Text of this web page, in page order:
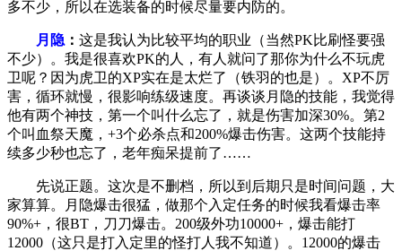
多不少，所以在选装备的时候尽量要内防的。
月隐 ： 这是我认为比较平均的职业（当然PK比刷怪要强
不少）。我是很喜欢PK的人，有人就问了那你为什么不玩虎
卫呢？因为虎卫的XP实在是太烂了（铁羽的也是）。XP不厉
害，循环就慢，很影响练级速度。再谈谈月隐的技能，我觉得
他有两个神技，第一个叫什么忘了，就是伤害加深30%。第2
个叫血祭天魔，+3个必杀点和200%爆击伤害。这两个技能持
续多少秒也忘了，老年痴呆提前了……
先说正题。这次是不删档，所以到后期只是时间问题，大
家算算。月隐爆击很猛，做那个入定任务的时候我看爆击率
90%+，很BT，刀刀爆击。200级外功10000+，爆击能打
12000（这只是打入定里的怪打人我不知道）。12000的爆击